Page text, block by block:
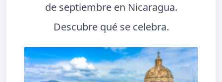
de septiembre en Nicaragua.
Descubre qué se celebra.